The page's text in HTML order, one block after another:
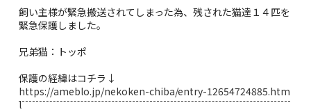
飼い主様が緊急搬送されてしまった為、残された猫達１４匹を
緊急保護しました。
兄弟猫：トッポ
保護の経緯はコチラ↓
https://ameblo.jp/nekoken-chiba/entry-12654724885.htm
l